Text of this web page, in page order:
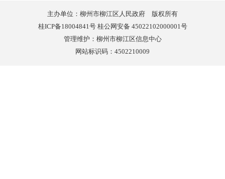
主办单位：柳州市柳江区人民政府 版权所有
桂ICP备18004841号 桂公网安备 45022102000001号
管理维护：柳州市柳江区信息中心
网站标识码：4502210009